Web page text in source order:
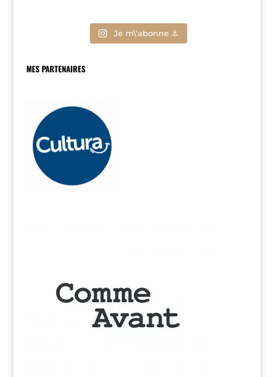
Je m\'abonne ⚓
MES PARTENAIRES